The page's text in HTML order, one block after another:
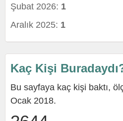
Şubat 2026: 1
Aralık 2025: 1
Kaç Kişi
Bu sayfaya kaç kişi baktı,
Ocak 2018.